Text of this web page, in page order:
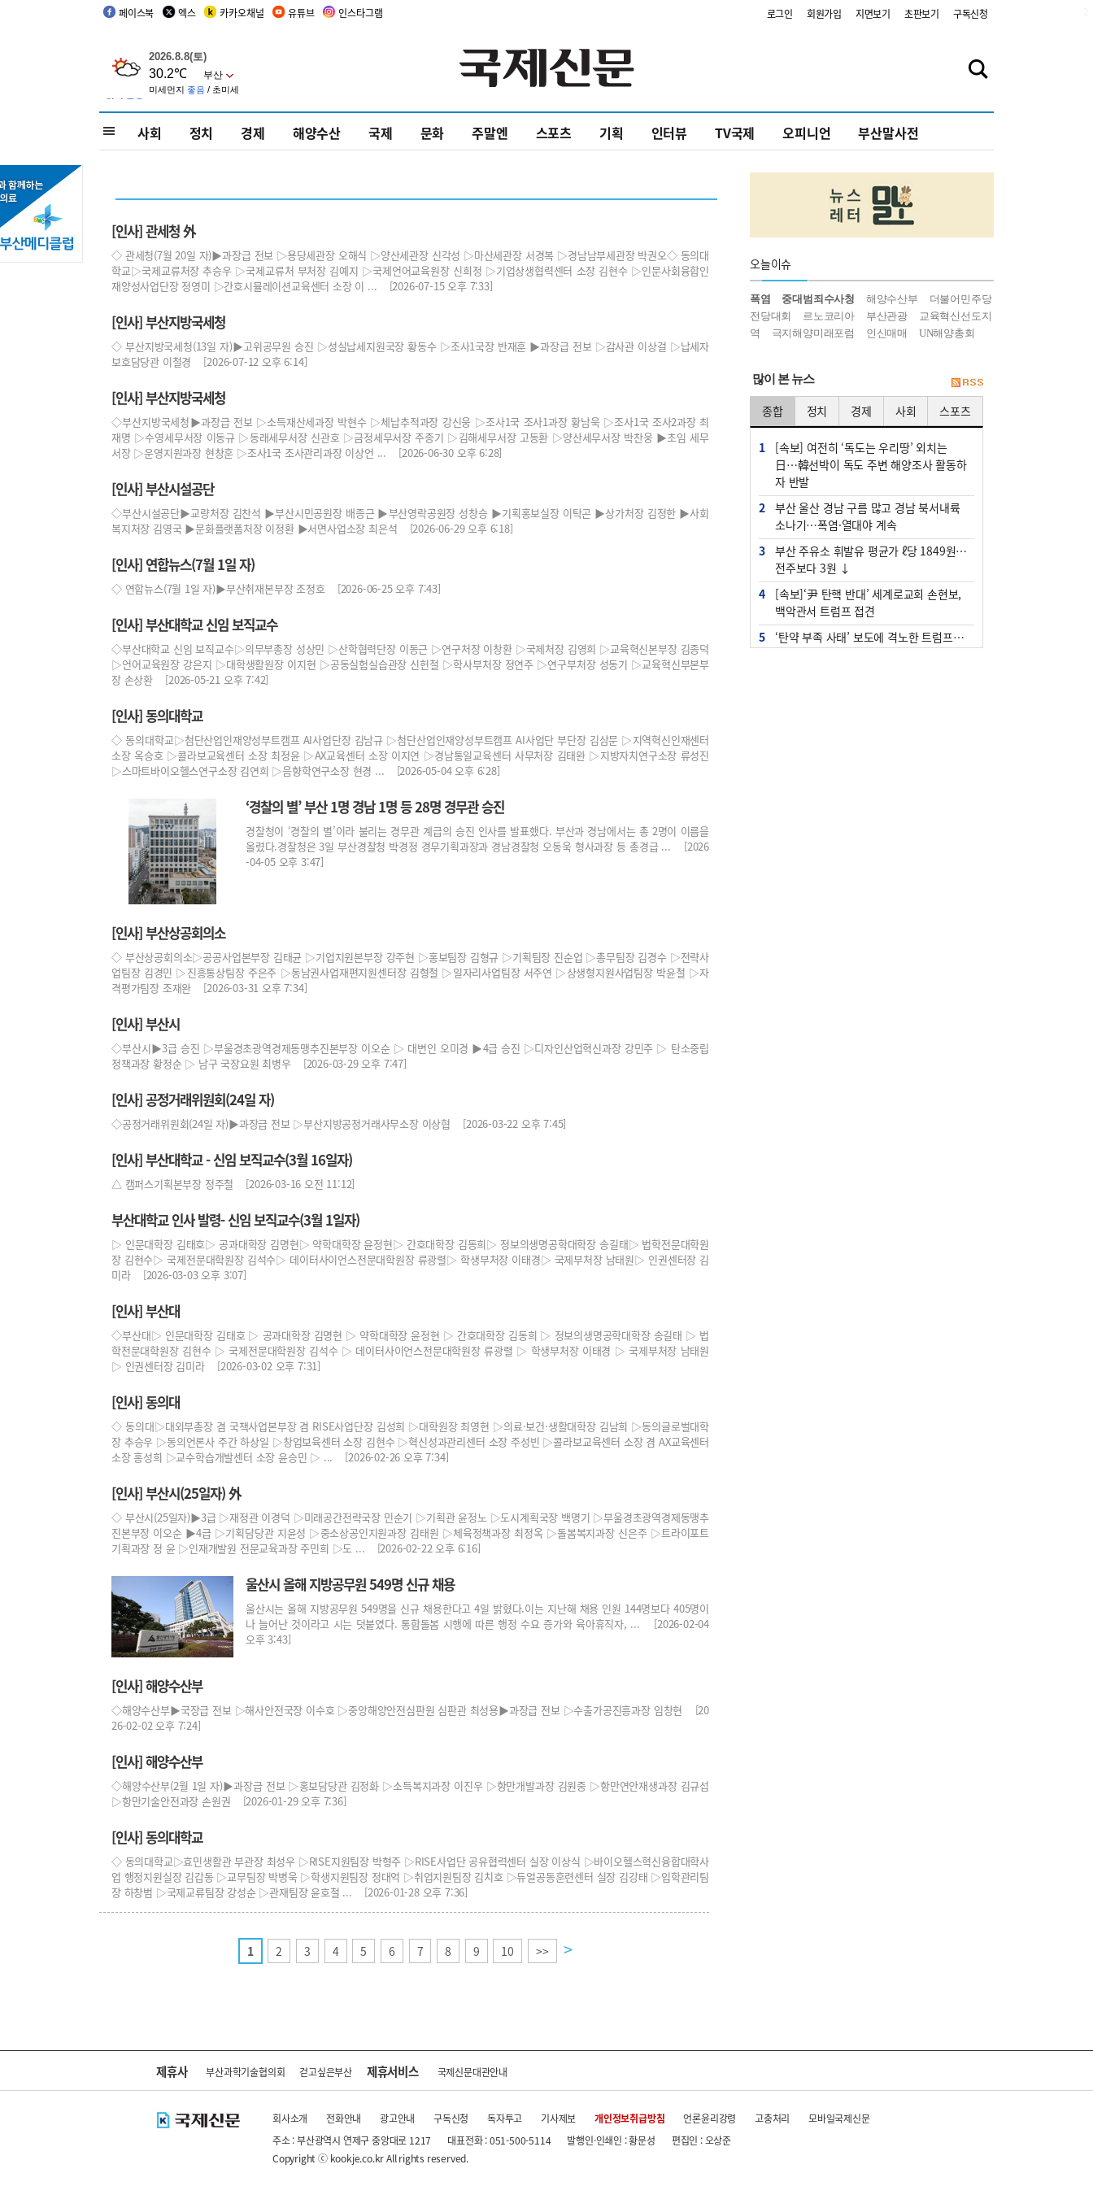
페이스북 엑스 카카오채널 유튜브 인스타그램 로그인 회원가입 지면보기 초판보기 구독신청
사회 정치 경제 해양수산 국제 문화 주말엔 스포츠 기획 인터뷰 TV국제 오피니언 부산말사전
[인사] 관세청 外
◇ 관세청(7월 20일 자)▶과장급 전보 ▷용당세관장 오해식 ▷양산세관장 신각성 ▷마산세관장 서경복 ▷경남남부세관장 박권오◇ 동의대
학교▷국제교류처장 추승우 ▷국제교류처 부처장 김예지 ▷국제언어교육원장 신희정 ▷기업상생협력센터 소장 김현수 ▷인문사회융합인
재양성사업단장 정영미 ▷간호시뮬레이션교육센터 소장 이 ... [2026-07-15 오후 7:33]
[인사] 부산지방국세청
◇ 부산지방국세청(13일 자)▶고위공무원 승진 ▷성실납세지원국장 황동수 ▷조사1국장 반재훈 ▶과장급 전보 ▷감사관 이상걸 ▷납세자
보호담당관 이철경 [2026-07-12 오후 6:14]
[인사] 부산지방국세청
◇부산지방국세청▶과장급 전보 ▷소득재산세과장 박현수 ▷체납추적과장 강신웅 ▷조사1국 조사1과장 황남욱 ▷조사1국 조사2과장 최
재명 ▷수영세무서장 이동규 ▷동래세무서장 신관호 ▷금정세무서장 주종기 ▷김해세무서장 고동환 ▷양산세무서장 박찬웅 ▶초임 세무
서장 ▷운영지원과장 현창훈 ▷조사1국 조사관리과장 이상언 ... [2026-06-30 오후 6:28]
[인사] 부산시설공단
◇부산시설공단▶교량처장 김찬석 ▶부산시민공원장 배종근 ▶부산영락공원장 성창승 ▶기획홍보실장 이탁곤 ▶상가처장 김정한 ▶사회
복지처장 김영국 ▶문화플랫폼처장 이정환 ▶서면사업소장 최은석 [2026-06-29 오후 6:18]
[인사] 연합뉴스(7월 1일 자)
◇ 연합뉴스(7월 1일 자)▶부산취재본부장 조정호 [2026-06-25 오후 7:43]
[인사] 부산대학교 신임 보직교수
◇부산대학교 신임 보직교수▷의무부총장 성상민 ▷산학협력단장 이동근 ▷연구처장 이창환 ▷국제처장 김영희 ▷교육혁신본부장 김종덕
▷언어교육원장 강은지 ▷대학생활원장 이지현 ▷공동실험실습관장 신헌철 ▷학사부처장 정연주 ▷연구부처장 성동기 ▷교육혁신부본부
장 손상환 [2026-05-21 오후 7:42]
[인사] 동의대학교
◇ 동의대학교▷첨단산업인재양성부트캠프 AI사업단장 김남규 ▷첨단산업인재양성부트캠프 AI사업단 부단장 김삼문 ▷지역혁신인재센터
소장 옥승호 ▷콜라보교육센터 소장 최정윤 ▷AX교육센터 소장 이지연 ▷경남통일교육센터 사무처장 김태완 ▷지방자치연구소장 류성진
▷스마트바이오헬스연구소장 김연희 ▷음향학연구소장 현경 ... [2026-05-04 오후 6:28]
‘경찰의 별’ 부산 1명 경남 1명 등 28명 경무관 승진
경찰청이 ‘경찰의 별’이라 불리는 경무관 계급의 승진 인사를 발표했다. 부산과 경남에서는 총 2명이 이름을
올렸다.경찰청은 3일 부산경찰청 박경정 경무기획과장과 경남경찰청 오동욱 형사과장 등 총경급 ... [2026
-04-05 오후 3:47]
[인사] 부산상공회의소
◇ 부산상공회의소▷공공사업본부장 김태균 ▷기업지원본부장 강주현 ▷홍보팀장 김형규 ▷기획팀장 진순업 ▷총무팀장 김경수 ▷전략사
업팀장 김경민 ▷진흥통상팀장 주은주 ▷동남권사업재편지원센터장 김형철 ▷일자리사업팀장 서주연 ▷상생형지원사업팀장 박윤철 ▷자
격평가팀장 조재완 [2026-03-31 오후 7:34]
[인사] 부산시
◇부산시▶3급 승진 ▷부울경초광역경제동맹추진본부장 이오순 ▷ 대변인 오미경 ▶4급 승진 ▷디자인산업혁신과장 강민주 ▷ 탄소중립
정책과장 황정순 ▷ 남구 국장요원 최병우 [2026-03-29 오후 7:47]
[인사] 공정거래위원회(24일 자)
◇공정거래위원회(24일 자)▶과장급 전보 ▷부산지방공정거래사무소장 이상협 [2026-03-22 오후 7:45]
[인사] 부산대학교 - 신임 보직교수(3월 16일자)
△ 캠퍼스기획본부장 정주철 [2026-03-16 오전 11:12]
부산대학교 인사 발령- 신임 보직교수(3월 1일자)
▷ 인문대학장 김태호▷ 공과대학장 김명현▷ 약학대학장 윤정현▷ 간호대학장 김동희▷ 정보의생명공학대학장 송길태▷ 법학전문대학원
장 김현수▷ 국제전문대학원장 김석수▷ 데이터사이언스전문대학원장 류광렬▷ 학생부처장 이태경▷ 국제부처장 남태원▷ 인권센터장 김
미라 [2026-03-03 오후 3:07]
[인사] 부산대
◇부산대▷ 인문대학장 김태호 ▷ 공과대학장 김명현 ▷ 약학대학장 윤정현 ▷ 간호대학장 김동희 ▷ 정보의생명공학대학장 송길태 ▷ 법
학전문대학원장 김현수 ▷ 국제전문대학원장 김석수 ▷ 데이터사이언스전문대학원장 류광렬 ▷ 학생부처장 이태경 ▷ 국제부처장 남태원
▷ 인권센터장 김미라 [2026-03-02 오후 7:31]
[인사] 동의대
◇ 동의대▷대외부총장 겸 국책사업본부장 겸 RISE사업단장 김성희 ▷대학원장 최영현 ▷의료·보건·생활대학장 김남희 ▷동의글로벌대학
장 추승우 ▷동의언론사 주간 하상일 ▷창업보육센터 소장 김현수 ▷혁신성과관리센터 소장 주성빈 ▷콜라보교육센터 소장 겸 AX교육센터
소장 홍성희 ▷교수학습개발센터 소장 윤승민 ▷ ... [2026-02-26 오후 7:34]
[인사] 부산시(25일자) 外
◇ 부산시(25일자)▶3급 ▷재정관 이경덕 ▷미래공간전략국장 민순기 ▷기획관 윤정노 ▷도시계획국장 백명기 ▷부울경초광역경제동맹추
진본부장 이오순 ▶4급 ▷기획담당관 지윤성 ▷중소상공인지원과장 김태원 ▷체육정책과장 최정옥 ▷돌봄복지과장 신은주 ▷트라이포트
기획과장 정 윤 ▷인재개발원 전문교육과장 주민희 ▷도 ... [2026-02-22 오후 6:16]
울산시 올해 지방공무원 549명 신규 채용
울산시는 올해 지방공무원 549명을 신규 채용한다고 4일 밝혔다.이는 지난해 채용 인원 144명보다 405명이
나 늘어난 것이라고 시는 덧붙였다. 통합돌봄 시행에 따른 행정 수요 증가와 육아휴직자, ... [2026-02-04
오후 3:43]
[인사] 해양수산부
◇해양수산부▶국장급 전보 ▷해사안전국장 이수호 ▷중앙해양안전심판원 심판관 최성용▶과장급 전보 ▷수출가공진흥과장 임창현 [20
26-02-02 오후 7:24]
[인사] 해양수산부
◇해양수산부(2월 1일 자)▶과장급 전보 ▷홍보담당관 김정화 ▷소득복지과장 이진우 ▷항만개발과장 김원중 ▷항만연안재생과장 김규섭
▷항만기술안전과장 손원권 [2026-01-29 오후 7:36]
[인사] 동의대학교
◇ 동의대학교▷효민생활관 부관장 최성우 ▷RISE지원팀장 박형주 ▷RISE사업단 공유협력센터 실장 이상식 ▷바이오헬스혁신융합대학사
업 행정지원실장 김갑동 ▷교무팀장 박병욱 ▷학생지원팀장 정대억 ▷취업지원팀장 김치호 ▷듀얼공동훈련센터 실장 김강태 ▷입학관리팀
장 하창범 ▷국제교류팀장 강성순 ▷관재팀장 윤호철 ... [2026-01-28 오후 7:36]
1 2 3 4 5 6 7 8 9 10 >> >
오늘이슈
폭염 중대범죄수사청 해양수산부
더불어민주당
전당대회
르노코리아 부산관광
교육혁신선도지
역
극지해양미래포럼 인신매매 UN해양총회
많이 본 뉴스
종합 정치 경제 사회 스포츠
1
[속보] 여전히 ‘독도는 우리땅’ 외치는
日…韓선박이 독도 주변 해양조사 활동하
자 반발
2
부산 울산 경남 구름 많고 경남 북서내륙
소나기…폭염·열대야 계속
3
부산 주유소 휘발유 평균가 ℓ당 1849원…
전주보다 3원 ↓
4
[속보]‘尹 탄핵 반대’ 세계로교회 손현보,
백악관서 트럼프 접견
5
‘탄약 부족 사태’ 보도에 격노한 트럼프…
제휴사 부산과학기술협의회 걷고싶은부산 제휴서비스 국제신문대관안내
회사소개 전화안내 광고안내 구독신청 독자투고 기사제보 개인정보취급방침 언론윤리강령 고충처리
모바일국제신문
주소 : 부산광역시 연제구 중앙대로 1217
대표전화 : 051-500-5114 발행인·인쇄인 : 황문성
편집인 : 오상준
Copyright ⓒ kookje.co.kr All rights reserved.